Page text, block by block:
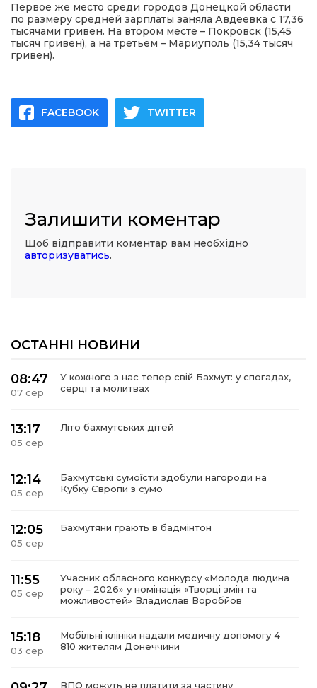
Первое же место среди городов Донецкой области
по размеру средней зарплаты заняла Авдеевка с 17,36
тысячами гривен. На втором месте – Покровск (15,45
тысяч гривен), а на третьем – Мариуполь (15,34 тысяч
гривен).
FACEBOOK TWITTER
Залишити коментар
Щоб відправити коментар вам необхідно
авторизуватись.
ОСТАННІ НОВИНИ
08:47
07 сер
У кожного з нас тепер свій Бахмут: у спогадах,
серці та молитвах
13:17
05 сер
Літо бахмутських дітей
12:14
05 сер
Бахмутські сумоїсти здобули нагороди на
Кубку Європи з сумо
12:05
05 сер
Бахмутяни грають в бадмінтон
11:55
05 сер
Учасник обласного конкурсу «Молода людина
року – 2026» у номінація «Творці змін та
можливостей» Владислав Воробйов
15:18
03 сер
Мобільні клініки надали медичну допомогу 4
810 жителям Донеччини
ВПО можуть не платити за частину